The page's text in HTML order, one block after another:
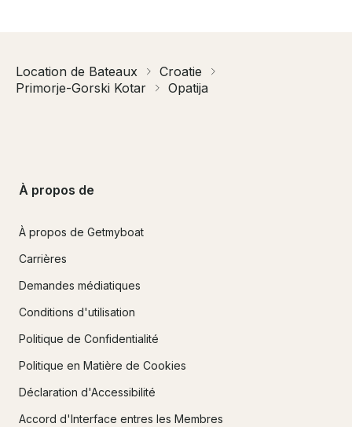
Location de Bateaux
Croatie
Primorje-Gorski Kotar
Opatija
À propos de
À propos de Getmyboat
Carrières
Demandes médiatiques
Conditions d'utilisation
Politique de Confidentialité
Politique en Matière de Cookies
Déclaration d'Accessibilité
Accord d'Interface entres les Membres